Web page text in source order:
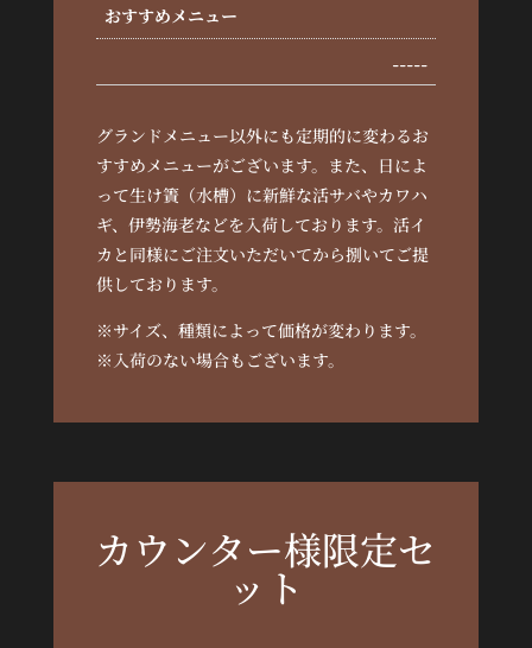
おすすめメニュー
-----
グランドメニュー以外にも定期的に変わるお
すすめメニューがございます。また、日によ
って生け簀（水槽）に新鮮な活サバやカワハ
ギ、伊勢海老などを入荷しております。活イ
カと同様にご注文いただいてから捌いてご提
供しております。
※サイズ、種類によって価格が変わります。
※入荷のない場合もございます。
カウンター様限定セ
ット